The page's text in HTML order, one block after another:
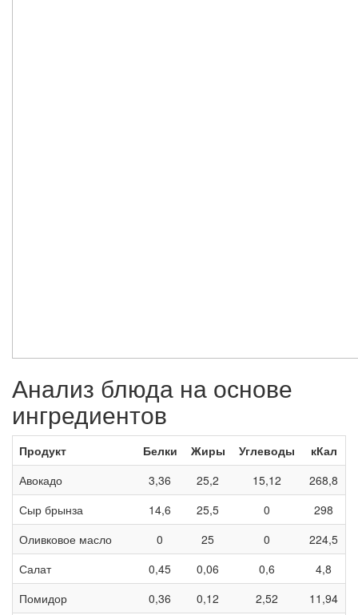
Анализ блюда на основе
ингредиентов
Продукт Белки Жиры Углеводы
кКал
Авокадо
3,36 25,2 15,12
268,8
Сыр брынза
14,6 25,5 0
298
Оливковое масло
0 25 0
224,5
Салат
0,45 0,06 0,6
4,8
Помидор
0,36 0,12 2,52
11,94